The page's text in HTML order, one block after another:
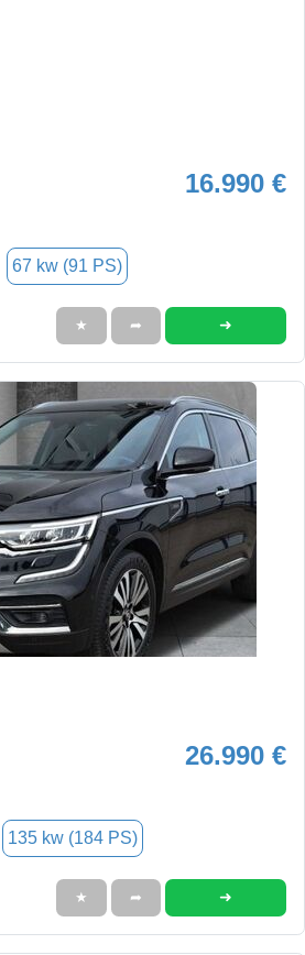
16.990 €
67 kw (91 PS)
★ ➦ ➜
26.990 €
135 kw (184 PS)
★ ➦ ➜